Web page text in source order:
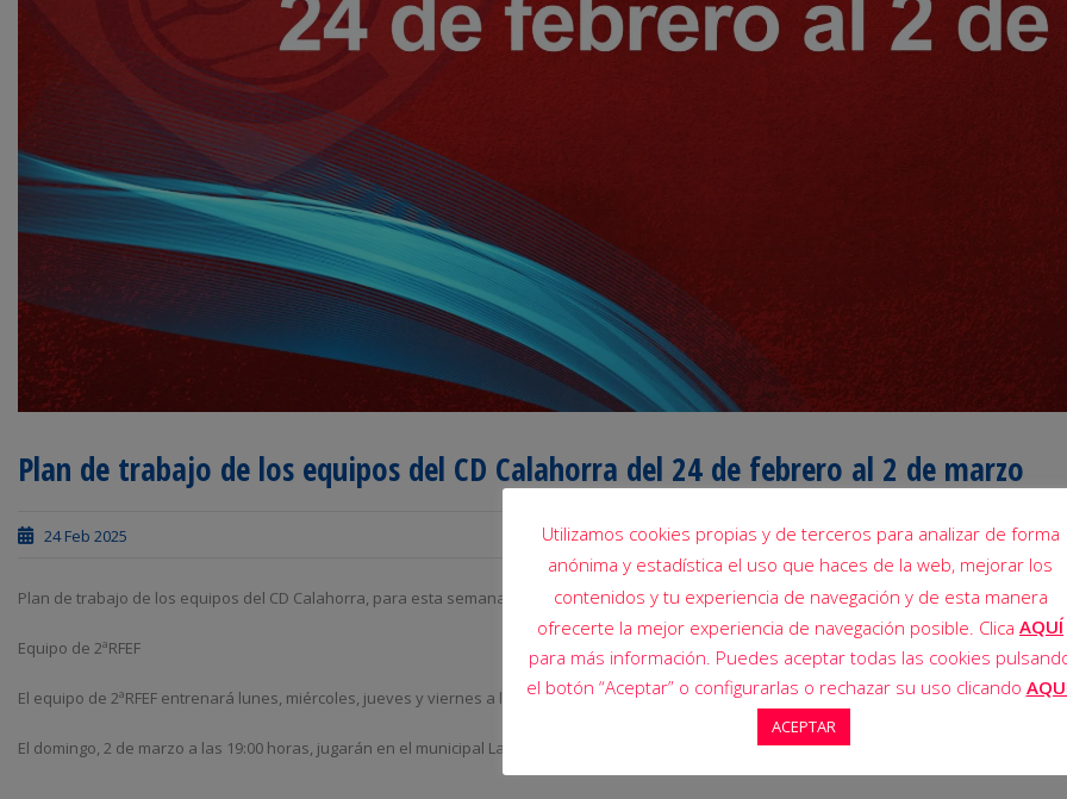
Plan de trabajo de los equipos del CD Calahorra del 24 de febrero al 2 de marzo
24 Feb 2025
Plan de trabajo de los equipos del CD Calahorra, para esta semana, 24 de febrero al 2 de marzo.
Equipo de 2ªRFEF
El equipo de 2ªRFEF entrenará lunes, miércoles, jueves y viernes a las 11:00 horas, y sábado a las 10:30 horas. Martes descanso
El domingo, 2 de marzo a las 19:00 horas, jugarán en el municipal La Planilla, partido de liga frente al RZ Deportivo Aragón.
Utilizamos cookies propias y de terceros para analizar de forma
anónima y estadística el uso que haces de la web, mejorar los
contenidos y tu experiencia de navegación y de esta manera
ofrecerte la mejor experiencia de navegación posible. Clica AQUÍ
para más información. Puedes aceptar todas las cookies
el botón “Aceptar” o configurarlas o rechazar su uso clicando
ACEPTAR